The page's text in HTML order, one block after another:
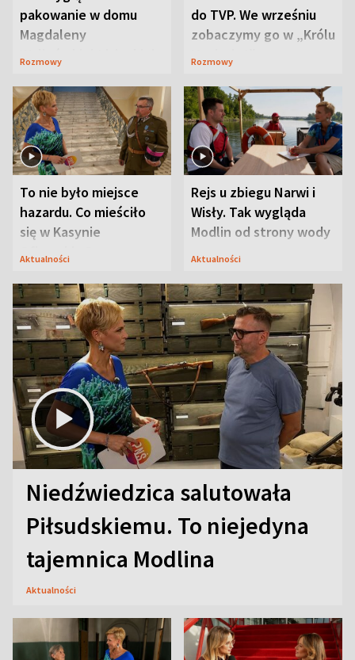
pakowanie w domu
Magdaleny
Waligórskiej-Lisieckiej.
Rozmowy
do TVP. We wrześniu
zobaczymy go w „Królu
Maciusiu I”
Rozmowy
To nie było miejsce
hazardu. Co mieściło
się w Kasynie
Oficerskim?
Aktualności
Rejs u zbiegu Narwi i
Wisły. Tak wygląda
Modlin od strony wody
Aktualności
Niedźwiedzica salutowała
Piłsudskiemu. To niejedyna
tajemnica Modlina
Aktualności